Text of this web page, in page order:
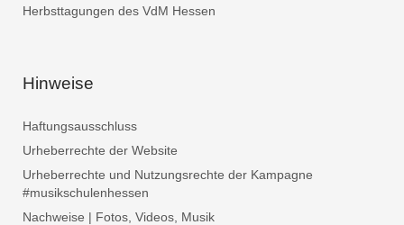
Herbsttagungen des VdM Hessen
Hinweise
Haftungsausschluss
Urheberrechte der Website
Urheberrechte und Nutzungsrechte der Kampagne
#musikschulenhessen
Nachweise | Fotos, Videos, Musik